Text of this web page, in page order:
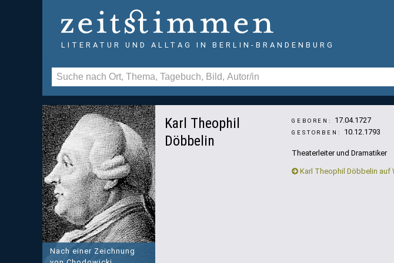
LITERATUR UND ALLTAG IN BERLIN-BRANDENBURG
Nach einer Zeichnung
Karl Theophil
Döbbelin
GEBOREN: 17.04.1727
GESTORBEN: 10.12.1793
Theaterleiter und Dramatiker
Karl Theophil Döbbelin auf